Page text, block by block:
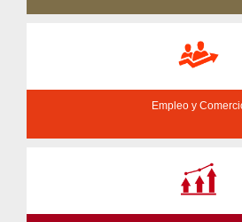
Empleo y